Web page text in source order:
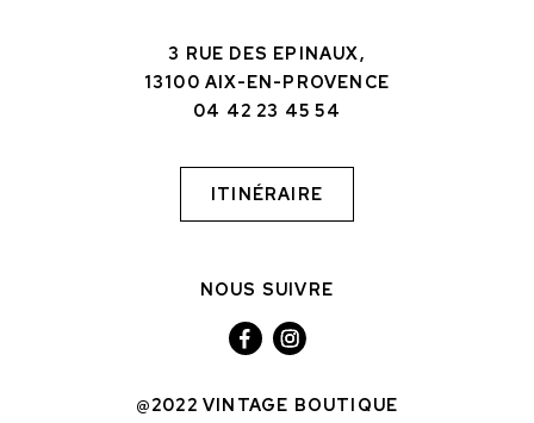
3 RUE DES EPINAUX,
13100 AIX-EN-PROVENCE
04 42 23 45 54
ITINÉRAIRE
NOUS SUIVRE
@2022 VINTAGE BOUTIQUE